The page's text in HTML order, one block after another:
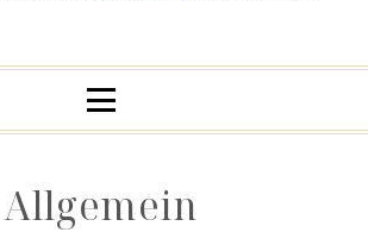
Allgemein